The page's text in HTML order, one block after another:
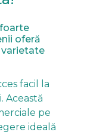
oferă
facil la
Această
pe
ideală